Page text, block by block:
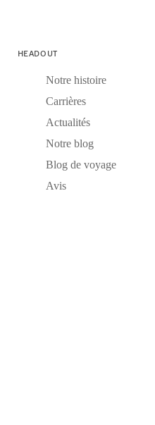
HEADOUT
Notre histoire
Carrières
Actualités
Notre blog
Blog de voyage
Avis